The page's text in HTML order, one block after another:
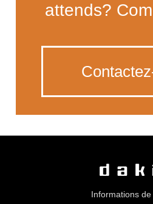
attends?
Informations